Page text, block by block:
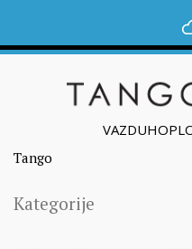
Tango
Kategorije